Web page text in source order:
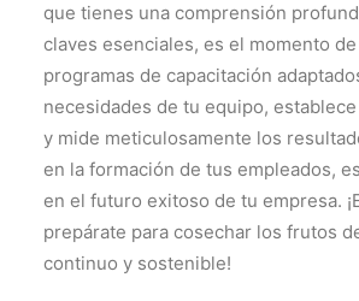
que tienes una comprensión
claves esenciales, es el momento
programas de capacitación
necesidades de tu equipo,
y mide meticulosamente los
en la formación de tus empleados,
en el futuro exitoso de tu empresa.
prepárate para cosechar los frutos
continuo y sostenible!